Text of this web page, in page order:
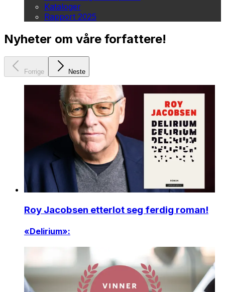
Kataloger
Rapport 2025
Nyheter om våre forfattere!
Forrige Neste
Roy Jacobsen etterlot seg ferdig roman!
«Delirium»: